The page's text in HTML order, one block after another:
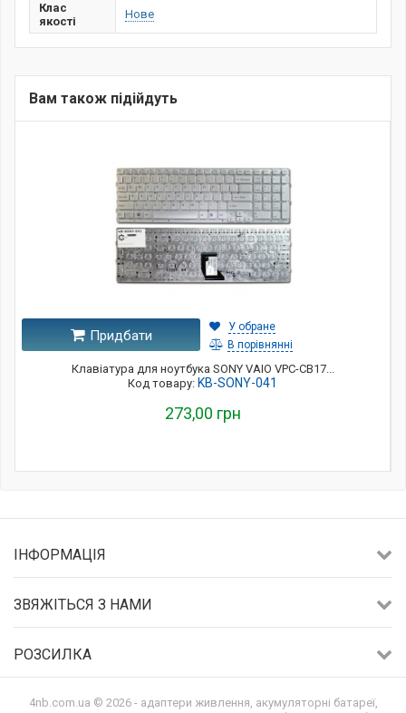
Клас
якості
Нове
Вам також підійдуть
Придбати
У обране
В порівнянні
Клавіатура для ноутбука SONY VAIO VPC-CB17...
Код товару: KB-SONY-041
273,00 грн
ІНФОРМАЦІЯ
ЗВЯЖІТЬСЯ З НАМИ
РОЗСИЛКА
4nb.com.ua © 2026 - адаптери живлення, акумуляторні батареї,